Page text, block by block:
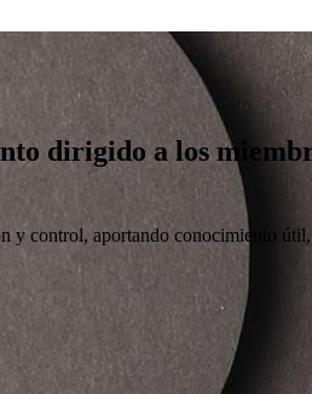
dirigido a los
y control, aportando conocimiento